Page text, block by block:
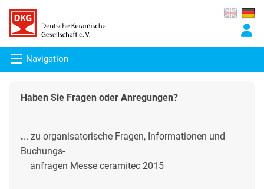
Navigation
Haben Sie Fragen oder Anregungen?
... zu organisatorische Fragen, Informationen und
Buchungs-
anfragen Messe ceramitec 2015